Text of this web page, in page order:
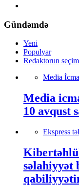
Gündəmdə
Yeni
Populyar
Redaktorun
Media
Media
10 avqust
Ekspress
səlahiyyət